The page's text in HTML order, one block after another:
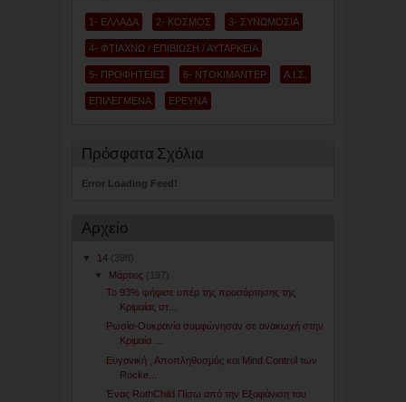
1- ΕΛΛΑΔΑ 2- ΚΟΣΜΟΣ 3- ΣΥΝΩΜΟΣΙΑ
4- ΦΤΙΑΧΝΩ / ΕΠΙΒΙΩΣΗ / ΑΥΤΑΡΚΕΙΑ
5- ΠΡΟΦΗΤΕΙΕΣ 6- ΝΤΟΚΙΜΑΝΤΕΡ Α.Ι.Σ.
ΕΠΙΛΕΓΜΕΝΑ ΕΡΕΥΝΑ
Πρόσφατα Σχόλια
Error Loading Feed!
Αρχείο
▼ 14 (398)
▼
Μάρτιος (197)
Το 93% ψήφισε υπέρ της προσάρτησης της
Κριμαίας στ...
Ρωσία-Ουκρανία συμφώνησαν σε ανακωχή στην
Κριμαία ...
Ευγονική , Αποπληθυσμός και Mind Control των
Rocke...
Ένας RothChild Πίσω από την Εξαφάνιση του